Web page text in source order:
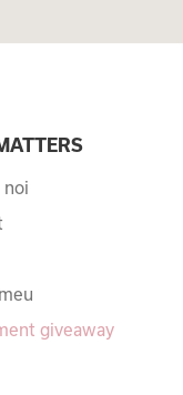
noi
giveaway